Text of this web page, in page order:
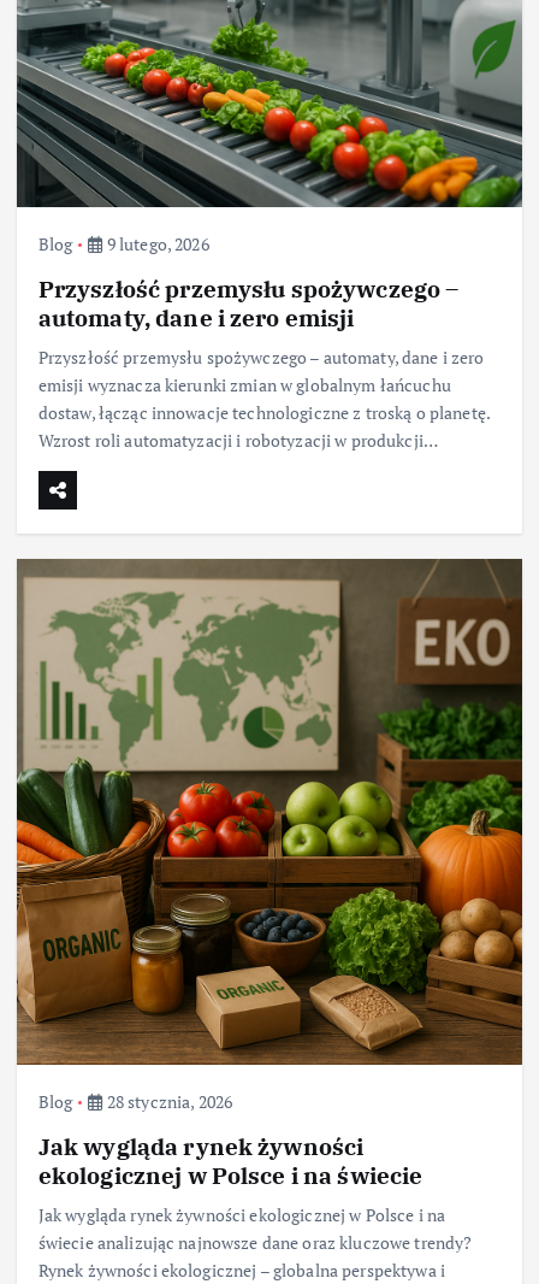
Blog 9 lutego, 2026
Przyszłość przemysłu spożywczego –
automaty, dane i zero emisji
Przyszłość przemysłu spożywczego – automaty, dane i zero
emisji wyznacza kierunki zmian w globalnym łańcuchu
dostaw, łącząc innowacje technologiczne z troską o planetę.
Wzrost roli automatyzacji i robotyzacji w produkcji…
Blog 28 stycznia, 2026
Jak wygląda rynek żywności
ekologicznej w Polsce i na świecie
Jak wygląda rynek żywności ekologicznej w Polsce i na
świecie analizując najnowsze dane oraz kluczowe trendy?
Rynek żywności ekologicznej – globalna perspektywa i